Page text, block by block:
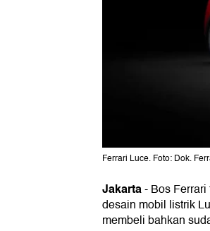
Ferrari Luce. Foto: Dok.
Jakarta-Bos
desain mobil listrik
membeli bahkan